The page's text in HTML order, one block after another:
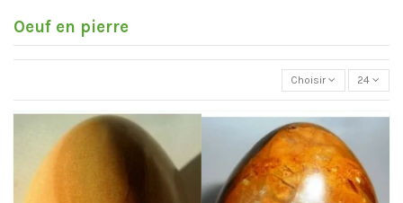
Oeuf en pierre
Choisir 24